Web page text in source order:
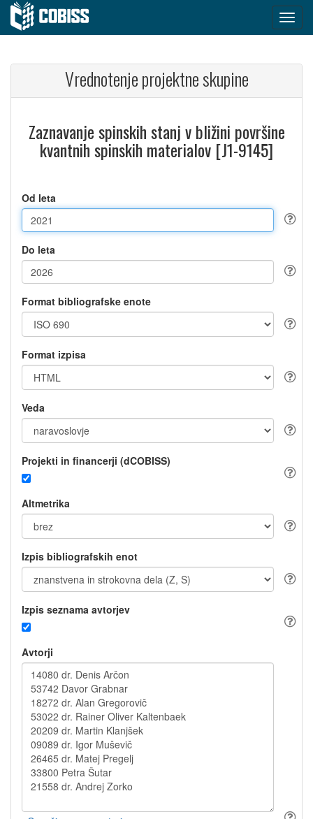
Vrednotenje projektne skupine
Zaznavanje spinskih stanj v bližini površine
kvantnih spinskih materialov [J1-9145]
Od leta
Do leta
Format bibliografske enote
Format izpisa
Veda
Projekti in financerji (dCOBISS)
Altmetrika
Izpis bibliografskih enot
Izpis seznama avtorjev
Avtorji